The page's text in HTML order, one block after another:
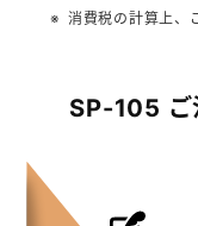
消費税の計算上、
SP-105 ご